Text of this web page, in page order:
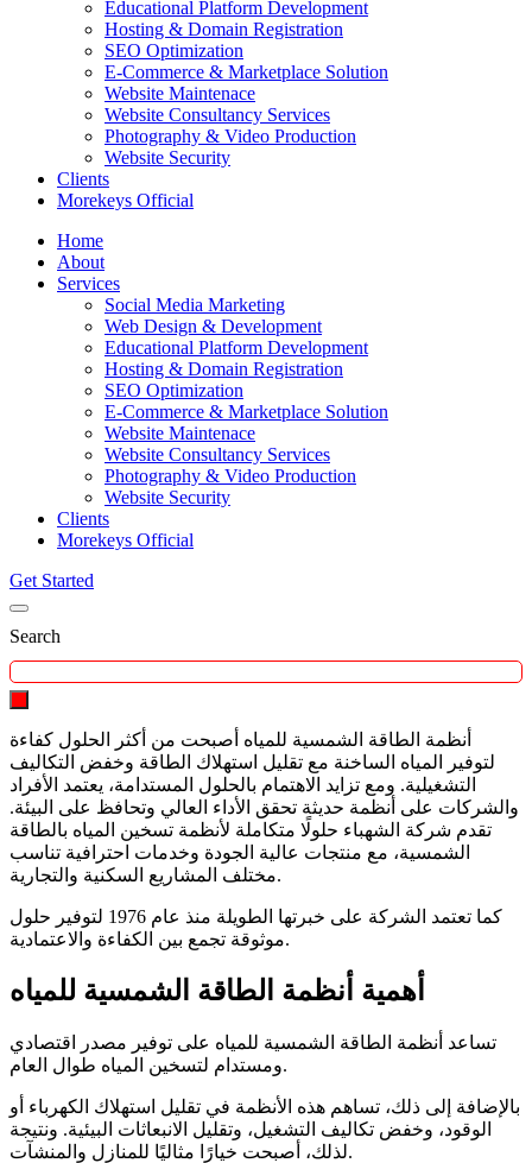
Educational Platform Development
Hosting & Domain Registration
SEO Optimization
E-Commerce & Marketplace Solution
Website Maintenace
Website Consultancy Services
Photography & Video Production
Website Security
Clients
Morekeys Official
Home
About
Services
Social Media Marketing
Web Design & Development
Educational Platform Development
Hosting & Domain Registration
SEO Optimization
E-Commerce & Marketplace Solution
Website Maintenace
Website Consultancy Services
Photography & Video Production
Website Security
Clients
Morekeys Official
Get Started
Search
أنظمة الطاقة الشمسية للمياه أصبحت من أكثر الحلول كفاءة
لتوفير المياه الساخنة مع تقليل استهلاك الطاقة وخفض التكاليف
التشغيلية. ومع تزايد الاهتمام بالحلول المستدامة، يعتمد الأفراد
والشركات على أنظمة حديثة تحقق الأداء العالي وتحافظ على البيئة.
تقدم شركة الشهباء حلولًا متكاملة لأنظمة تسخين المياه بالطاقة
الشمسية، مع منتجات عالية الجودة وخدمات احترافية تناسب
مختلف المشاريع السكنية والتجارية.
كما تعتمد الشركة على خبرتها الطويلة منذ عام 1976 لتوفير حلول
موثوقة تجمع بين الكفاءة والاعتمادية.
أهمية أنظمة الطاقة الشمسية للمياه
تساعد أنظمة الطاقة الشمسية للمياه على توفير مصدر اقتصادي
ومستدام لتسخين المياه طوال العام.
بالإضافة إلى ذلك، تساهم هذه الأنظمة في تقليل استهلاك الكهرباء أو
الوقود، وخفض تكاليف التشغيل، وتقليل الانبعاثات البيئية. ونتيجة
لذلك، أصبحت خيارًا مثاليًا للمنازل والمنشآت.